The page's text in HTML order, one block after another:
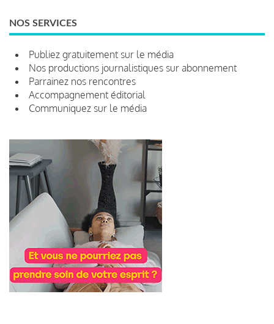
NOS SERVICES
Publiez gratuitement sur le média
Nos productions journalistiques sur abonnement
Parrainez nos rencontres
Accompagnement éditorial
Communiquez sur le média